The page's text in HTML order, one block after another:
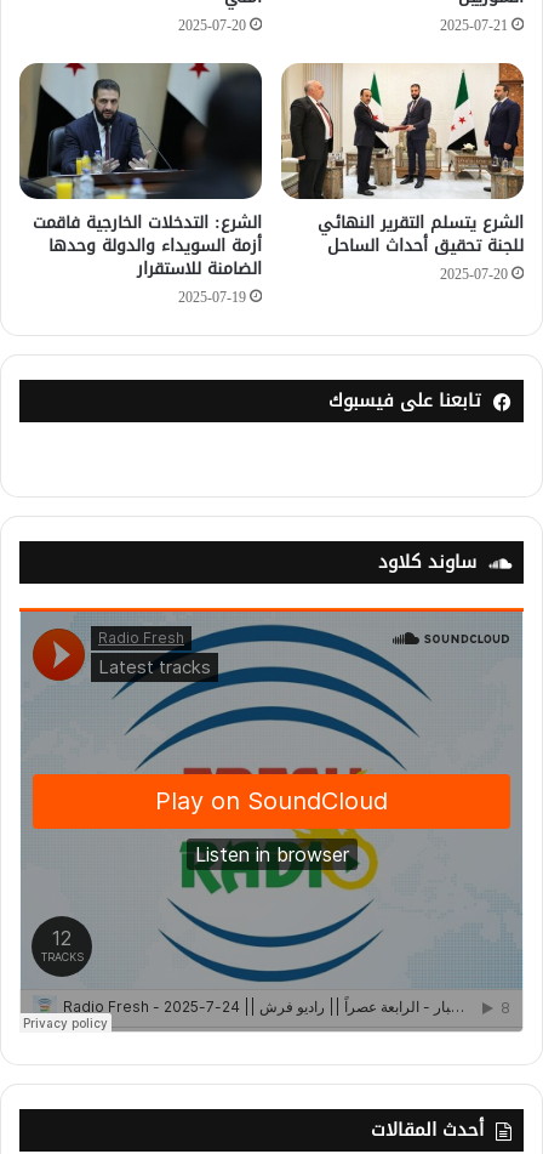
2025-07-21
2025-07-20
الشرع يتسلم التقرير النهائي
للجنة تحقيق أحداث الساحل
2025-07-20
الشرع: التدخلات الخارجية فاقمت
أزمة السويداء والدولة وحدها
الضامنة للاستقرار
2025-07-19
تابعنا على فيسبوك
ساوند كلاود
أحدث المقالات